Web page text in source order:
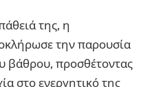
της, η
την παρουσία
βάθρου, προσθέτοντας
στο ενεργητικό της